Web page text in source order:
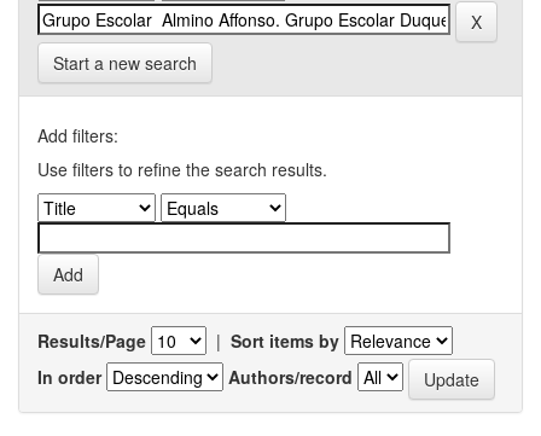
Start a new search
Add filters:
Use filters to refine the search results.
Results/Page | Sort items by
In order
Authors/record